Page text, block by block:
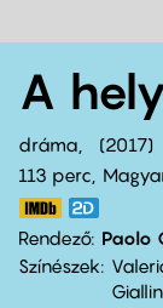
A
dráma
2017
113 perc,
Rendező Paolo
Színészek